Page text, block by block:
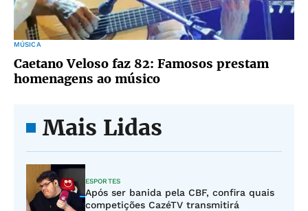
MÚSICA
Caetano Veloso faz 82: Famosos prestam
homenagens ao músico
Mais Lidas
ESPORTES
Após ser banida pela CBF, confira quais
competições CazéTV transmitirá